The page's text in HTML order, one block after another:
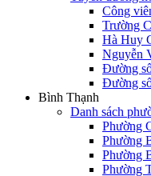
Công
Trường
Hà Huy
Nguyễn
Đường
Đường
Bình Thạnh
Danh sách
Phường
Phường
Phường
Phường